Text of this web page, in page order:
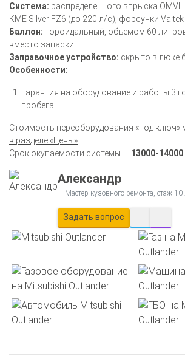
Система: распределенного впрыска OMVL
KME Silver FZ6 (до 220 л/с), форсунки Valtek
Баллон: тороидальный, объемом 60
вместо запаски
Заправочное устройство: скрыто в люке
Особенности:
Гарантия на оборудование и работы 3
пробега
Стоимость переоборудования «под
в разделе «Цены»
Срок окупаемости системы — 13000-14000
Александр
Мастер кузовного ремонта, стаж 10
Задать вопрос